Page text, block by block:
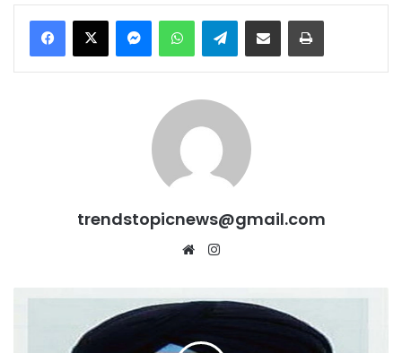
MessengerWhatsAppTelegramShare via Email Print
trendstopicnews@gmail.com
Website
Akali